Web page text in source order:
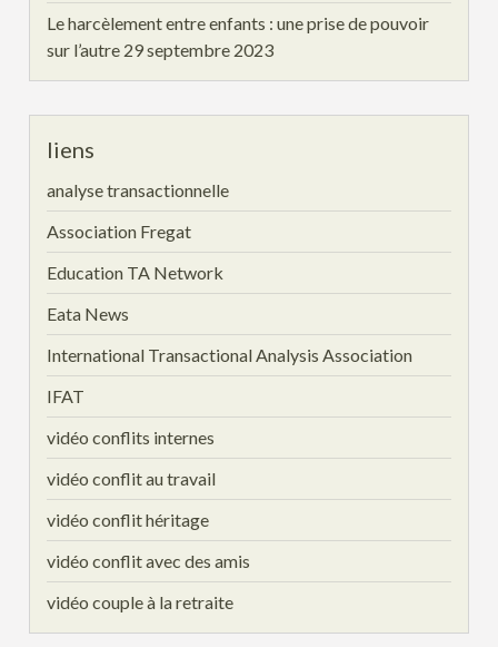
Le harcèlement entre enfants : une prise de pouvoir
sur l’autre 29 septembre 2023
liens
analyse transactionnelle
Association Fregat
Education TA Network
Eata News
International Transactional Analysis Association
IFAT
vidéo conflits internes
vidéo conflit au travail
vidéo conflit héritage
vidéo conflit avec des amis
vidéo couple à la retraite